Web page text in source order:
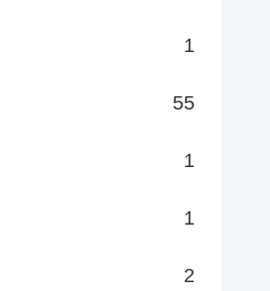
1
55
1
1
2